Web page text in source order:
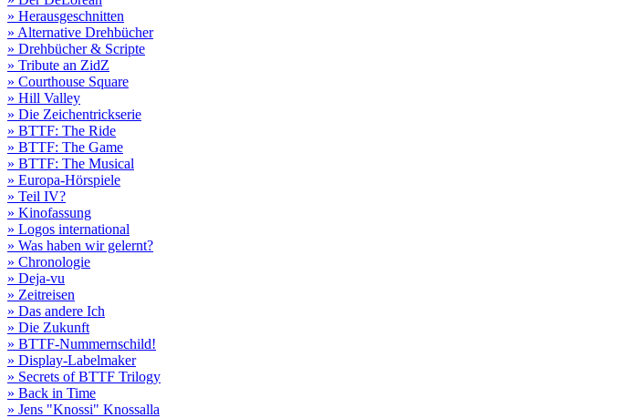
» Herausgeschnitten
» Alternative Drehbücher
» Drehbücher & Scripte
» Tribute an ZidZ
» Courthouse Square
» Hill Valley
» Die Zeichentrickserie
» BTTF: The Ride
» BTTF: The Game
» BTTF: The Musical
» Europa-Hörspiele
» Teil IV?
» Kinofassung
» Logos international
» Was haben wir gelernt?
» Chronologie
» Deja-vu
» Zeitreisen
» Das andere Ich
» Die Zukunft
» BTTF-Nummernschild!
» Display-Labelmaker
» Secrets of BTTF Trilogy
» Back in Time
» Jens "Knossi" Knossalla